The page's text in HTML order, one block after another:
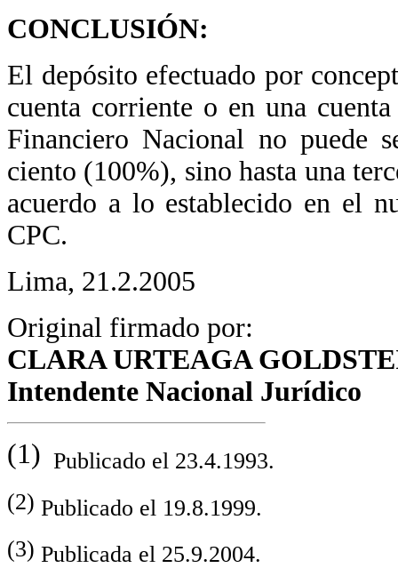
CONCLUSIÓN:
El depósito efectuado por
cuenta corriente o en una
Financiero Nacional no puede
ciento (100%), sino hasta una
acuerdo a lo establecido en el
CPC.
Lima, 21.2.2005
Original firmado por:
CLARA URTEAGA
Intendente Nacional Jurídico
(1) Publicado el 23.4.1993.
(2) Publicado el 19.8.1999.
(3) Publicada el 25.9.2004.